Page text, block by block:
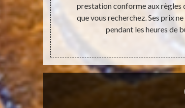
Les
important.
à des
prestation conforme aux règles
que vous recherchez. Ses prix
pendant les heures de